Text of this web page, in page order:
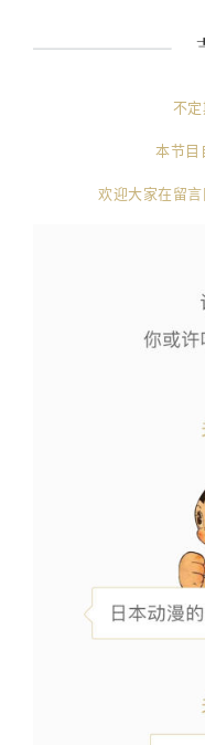
不
本节目
欢迎大家在留